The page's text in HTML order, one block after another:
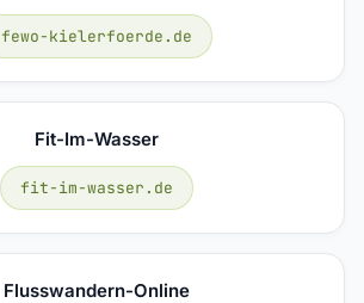
fewo-kielerfoerde.de
Fit-Im-Wasser
fit-im-wasser.de
Flusswandern-Online